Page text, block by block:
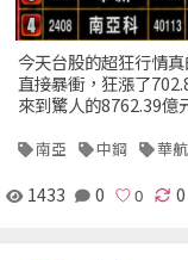
今天台股的超狂行情
直接暴衝，狂漲了
來到驚人的8762.39億
南亞 中鋼 華航
1433 0 0